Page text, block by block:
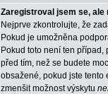
Zaregistroval jsem se, ale
Nejprve zkontrolujte, že
Pokud je umožněna
Pokud toto není ten
před tím, než se budete
obsažené, pokud jste tento
zmenšit možnost výskytu